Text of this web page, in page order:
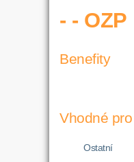
- - OZP
Benefity
Vhodné
Ostatní